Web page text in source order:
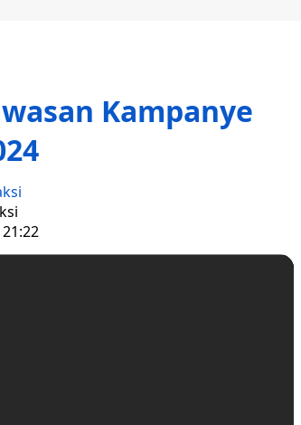
Kampanye